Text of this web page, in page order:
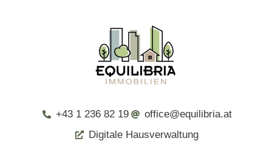
+43 1 236 82 19
office@equilibria.at
Digitale Hausverwaltung